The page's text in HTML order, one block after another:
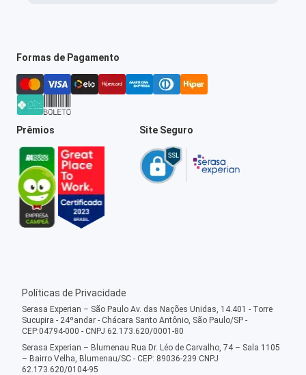
Formas de Pagamento
Prêmios Site Seguro
Políticas de Privacidade
Serasa Experian – São Paulo Av. das Nações Unidas, 14.401 - Torre
Sucupira - 24ºandar - Chácara Santo Antônio, São Paulo/SP -
CEP:04794-000 - CNPJ 62.173.620/0001-80
Serasa Experian – Blumenau Rua Dr. Léo de Carvalho, 74 – Sala 1105
– Bairro Velha, Blumenau/SC - CEP: 89036-239 CNPJ
62.173.620/0104-95